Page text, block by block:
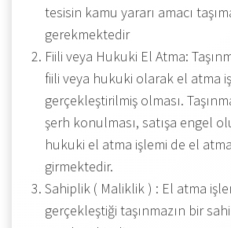
tesisin kamu yararı amacı
gerekmektedir
Fiili veya Hukuki El Atma:
fiili veya hukuki olarak el atma
gerçekleştirilmiş olması.
şerh konulması, satışa engel
hukuki el atma işlemi de el
girmektedir.
Sahiplik ( Maliklik ) : El atma
gerçekleştiği taşınmazın bir